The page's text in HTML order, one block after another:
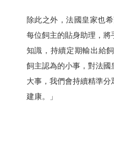
除此之外，法國皇家也
每位飼主的貼身助理，
知識，持續定期輸出給
飼主認為的小事，對法
大事，我們會持續精準
建康。」